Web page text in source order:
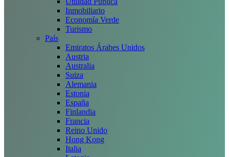
Inmobiliario
Economía Verde
Turismo
País
Emiratos Árabes Unidos
Austria
Australia
Suiza
Alemania
Estonia
España
Finlandia
Francia
Reino Unido
Hong Kong
Italia